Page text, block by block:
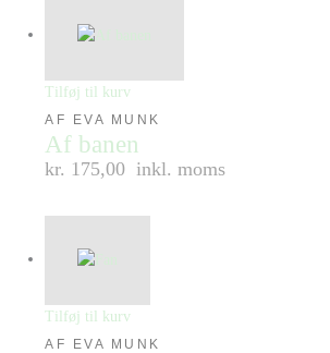
Tilføj til kurv
AF EVA MUNK
Af banen
kr. 175,00 inkl. moms
Tilføj til kurv
AF EVA MUNK